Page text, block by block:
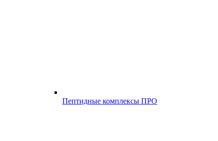
Пептидные комплексы ПРО